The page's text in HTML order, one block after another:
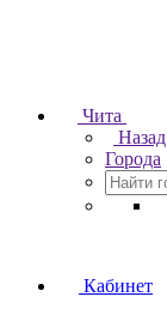
Чита
Назад
Города
Кабинет